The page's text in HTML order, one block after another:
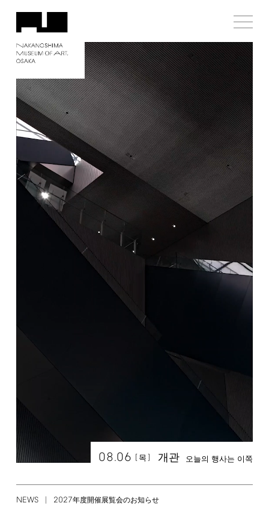
08.06 [ 목 ] 개관 오늘의 행사는 이쪽
NEWS 2027年度開催展覧会のお知らせ